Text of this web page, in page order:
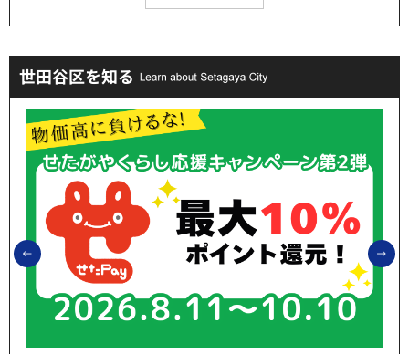
世田谷区を知る
前のスライドを表示